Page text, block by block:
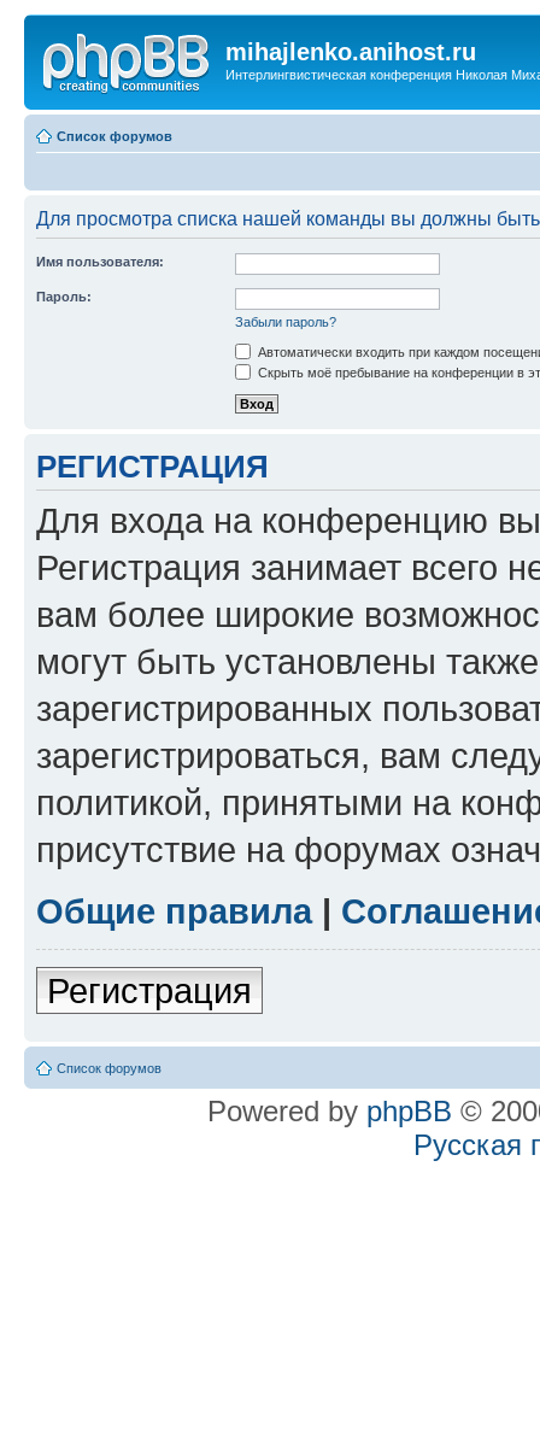
mihajlenko.anihost.ru
Интерлингвистическая конференция Николая
Список форумов
Для просмотра списка нашей команды вы должны
Имя пользователя:
Пароль:
Забыли пароль?
Автоматически входить при каждом
Скрыть моё пребывание на конференции в
РЕГИСТРАЦИЯ
Для входа на конференцию
Регистрация занимает всего
вам более широкие
могут быть установлены
зарегистрированных
зарегистрироваться, вам
политикой, принятыми на
присутствие на форумах
Общие правила|
Регистрация
Список форумов
Powered by phpBB ©
Русская